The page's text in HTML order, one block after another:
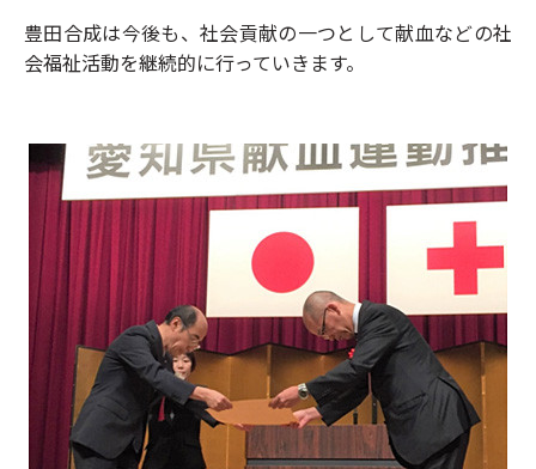
豊田合成は今後も、社会貢献の一つとして献血などの社
会福祉活動を継続的に行っていきます。